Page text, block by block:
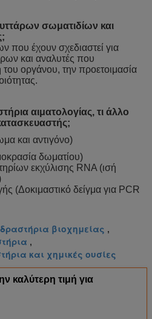
σωματιδίων και
που έχουν σχεδιαστεί για
και αναλυτές που
του οργάνου, την προετοιμασία
αιματολογίας, τι άλλο
και αντιγόνο)
δωματίου)
εκχύλισης RNA (ισή
(Δοκιμαστικό δείγμα για PCR
βιοχημείας ,
,
και χημικές ουσίες
καλύτερη τιμή για